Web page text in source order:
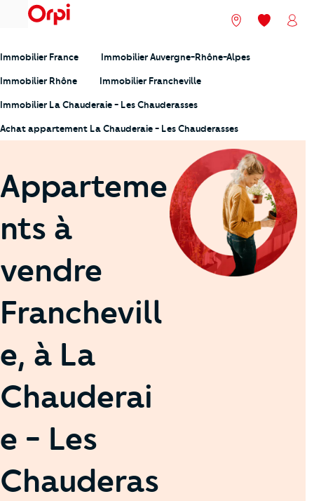
menu Nos agences
Mes
Immobilier France Immobilier Auvergne-Rhône-Alpes
Immobilier Rhône Immobilier Francheville
Immobilier La Chauderaie - Les Chauderasses
Achat appartement La Chauderaie - Les Chauderasses
Apparteme
nts à
vendre
Franchevill
e, à La
Chauderai
e - Les
Chauderas